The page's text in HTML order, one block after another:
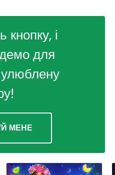
кнопку, і
для
МЕНЕ